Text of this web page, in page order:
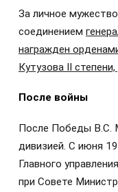
За личное
соединением
награжден
Кутузова II
После войны
После Победы В.С.
дивизией. С июня
Главного
при Совете